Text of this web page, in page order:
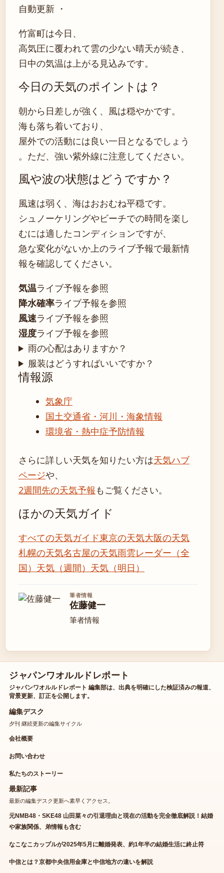
自動更新 ・
竹富町は今日、
高気圧に覆われて雲の少ない晴天が続き、
日中の気温は上がる見込みです。
今日の天気のポイントは？
朝から日差しが強く、風は穏やかです。
海も落ち着いており、
屋外での活動には良い一日となるでしょう
。ただ、強い紫外線に注意してください。
風や波の状態はどうですか？
風速は弱く、海はおおむね平穏です。
シュノーケリングやビーチでの時間を楽し
むには適したコンディションですが、
急な変化がないか上のライブ予報で最新情
報を確認してください。
気温ライブ予報を参照
降水確率ライブ予報を参照
風速ライブ予報を参照
湿度ライブ予報を参照
雨の心配はありますか？
服装はどうすればいいですか？
情報源
気象庁
国土交通省・河川・海象情報
環境省・熱中症予防情報
さらに詳しい天気を知りたい方は天気ハブ
ページや、
2週間先の天気予報 もご覧ください。
ほかの天気ガイド
すべての天気ガイド東京の天気大阪の天気
札幌の天気名古屋の天気雨雲レーダー（全
国） 天気（週間） 天気（明日）
筆者情報
佐藤健一
筆者情報
ジャパンワオルルドレポート
ジャパンワオルルドレポート 編集部は、出典を明確にした検証済みの報道、
背景更新、訂正を公開します。
編集デスク
夕刊 継続更新の編集サイクル
会社概要
お問い合わせ
私たちのストーリー
最新記事
最新の編集デスク更新へ素早くアクセス。
元NMB48・SKE48 山田菜々の引退理由と現在の活動を完全徹底解説！結婚
や家族関係、弟情報も含む
なこなこカップルが2025年5月に離婚発表、約1年半の結婚生活に終止符
中信とは？京都中央信用金庫と中信地方の違いを解説